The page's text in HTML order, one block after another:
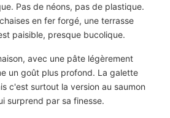
Pas de néons, pas de plastique.
en fer forgé, une terrasse
paisible, presque bucolique.
avec une pâte légèrement
un goût plus profond. La galette
c'est surtout la version au saumon
surprend par sa finesse.